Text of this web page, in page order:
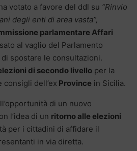
votato a favore del ddl su “Rinvio
degli enti di area vasta”,
parlamentare Affari
al vaglio del Parlamento
spostare le consultazioni.
di secondo livello per la
dell’ex Province in Sicilia.
di un nuovo
l’idea di un ritorno alle elezioni
per i cittadini di affidare il
in via diretta.